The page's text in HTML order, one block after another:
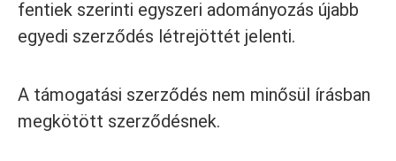
fentiek szerinti egyszeri adományozás újabb
egyedi szerződés létrejöttét jelenti.
A támogatási szerződés nem minősül írásban
megkötött szerződésnek.